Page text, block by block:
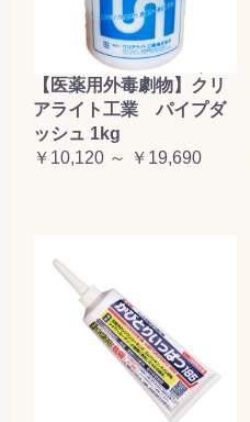
【医薬用外毒劇物】クリ
アライト工業 パイプダ
ッシュ 1kg
￥10,120 ～ ￥19,690